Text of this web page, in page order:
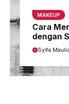
MAKEUP
Cara
dengan
Syifa